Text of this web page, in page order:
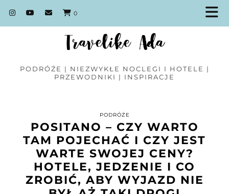
0
PODRÓŻE | NIEZWYKŁE NOCLEGI I HOTELE |
PRZEWODNIKI | INSPIRACJE
PODRÓŻE
POSITANO – CZY WARTO
TAM POJECHAĆ I CZY JEST
WARTE SWOJEJ CENY?
HOTELE, JEDZENIE I CO
ZROBIĆ, ABY WYJAZD NIE